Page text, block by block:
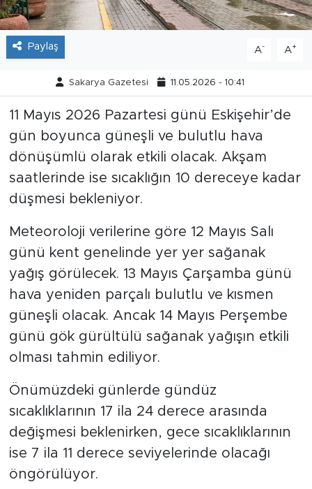
Paylaş A- A+
Sakarya Gazetesi 11.05.2026 - 10:41
11 Mayıs 2026 Pazartesi günü Eskişehir’de
gün boyunca güneşli ve bulutlu hava
dönüşümlü olarak etkili olacak. Akşam
saatlerinde ise sıcaklığın 10 dereceye kadar
düşmesi bekleniyor.
Meteoroloji verilerine göre 12 Mayıs Salı
günü kent genelinde yer yer sağanak
yağış görülecek. 13 Mayıs Çarşamba günü
hava yeniden parçalı bulutlu ve kısmen
güneşli olacak. Ancak 14 Mayıs Perşembe
günü gök gürültülü sağanak yağışın etkili
olması tahmin ediliyor.
Önümüzdeki günlerde gündüz
sıcaklıklarının 17 ila 24 derece arasında
değişmesi beklenirken, gece sıcaklıklarının
ise 7 ila 11 derece seviyelerinde olacağı
öngörülüyor.
Teknoloji
Politika